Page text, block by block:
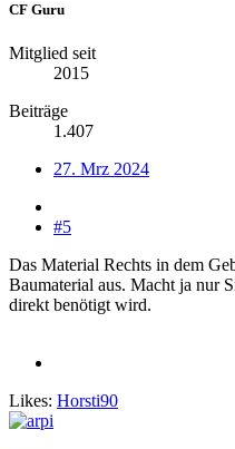
CF Guru
Mitglied seit
2015
Beiträge
1.407
27. Mrz 2024
#5
Das Material Rechts in dem
Baumaterial aus. Macht ja nur
direkt benötigt wird.
Likes: Horsti90